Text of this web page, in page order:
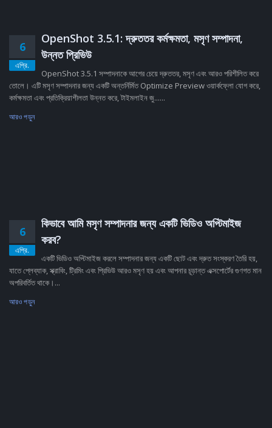
6
এপ্রি.
OpenShot 3.5.1: দ্রুততর কর্মক্ষমতা, মসৃণ সম্পাদনা,
উন্নত প্রিভিউ
OpenShot 3.5.1 সম্পাদনাকে আগের চেয়ে দ্রুততর, মসৃণ এবং আরও পরিশীলিত করে
তোলে। এটি মসৃণ সম্পাদনার জন্য একটি অন্তর্নির্মিত Optimize Preview ওয়ার্কফ্লো যোগ করে,
কর্মক্ষমতা এবং প্রতিক্রিয়াশীলতা উন্নত করে, টাইমলাইন জু......
আরও পড়ুন
6
এপ্রি.
কিভাবে আমি মসৃণ সম্পাদনার জন্য একটি ভিডিও অপ্টিমাইজ
করব?
একটি ভিডিও অপ্টিমাইজ করলে সম্পাদনার জন্য একটি ছোট এবং দ্রুত সংস্করণ তৈরি হয়,
যাতে প্লেব্যাক, স্ক্রাবিং, ট্রিমিং এবং প্রিভিউ আরও মসৃণ হয় এবং আপনার চূড়ান্ত এক্সপোর্টের গুণগত মান
অপরিবর্তিত থাকে।...
আরও পড়ুন